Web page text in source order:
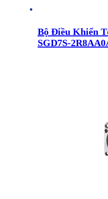
Bộ Điều Khiển
SGD7S-